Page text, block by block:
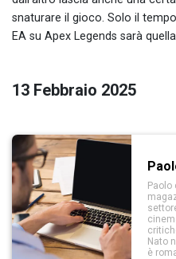
snaturare il gioco. Solo il
EA su Apex Legends sarà
13 Febbraio 2025
Paolo
Nato
è